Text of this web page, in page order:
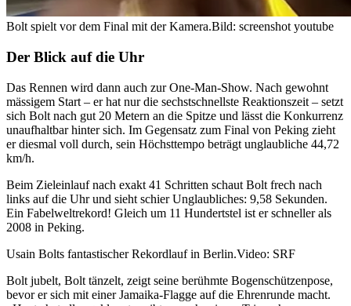
Bolt spielt vor dem Final mit der Kamera.Bild: screenshot youtube
Der Blick auf die Uhr
Das Rennen wird dann auch zur One-Man-Show. Nach gewohnt
mässigem Start – er hat nur die sechstschnellste Reaktionszeit – setzt
sich Bolt nach gut 20 Metern an die Spitze und lässt die Konkurrenz
unaufhaltbar hinter sich. Im Gegensatz zum Final von Peking zieht
er diesmal voll durch, sein Höchsttempo beträgt unglaubliche 44,72
km/h.
Beim Zieleinlauf nach exakt 41 Schritten schaut Bolt frech nach
links auf die Uhr und sieht schier Unglaubliches: 9,58 Sekunden.
Ein Fabelweltrekord! Gleich um 11 Hundertstel ist er schneller als
2008 in Peking.
Usain Bolts fantastischer Rekordlauf in Berlin.Video: SRF
Bolt jubelt, Bolt tänzelt, zeigt seine berühmte Bogenschützenpose,
bevor er sich mit einer Jamaika-Flagge auf die Ehrenrunde macht.